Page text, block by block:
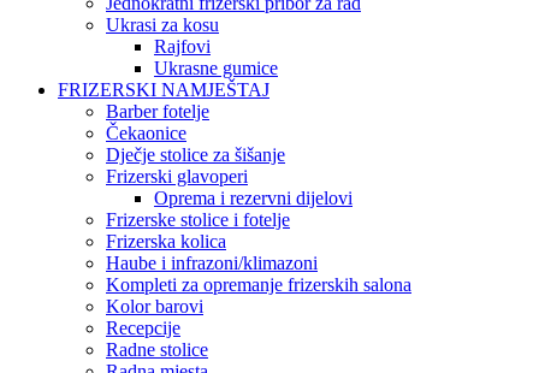
Ukrasi za kosu
Rajfovi
Ukrasne gumice
FRIZERSKI NAMJEŠTAJ
Barber fotelje
Čekaonice
Dječje stolice za šišanje
Frizerski glavoperi
Oprema i rezervni dijelovi
Frizerske stolice i fotelje
Frizerska kolica
Haube i infrazoni/klimazoni
Kompleti za opremanje frizerskih salona
Kolor barovi
Recepcije
Radne stolice